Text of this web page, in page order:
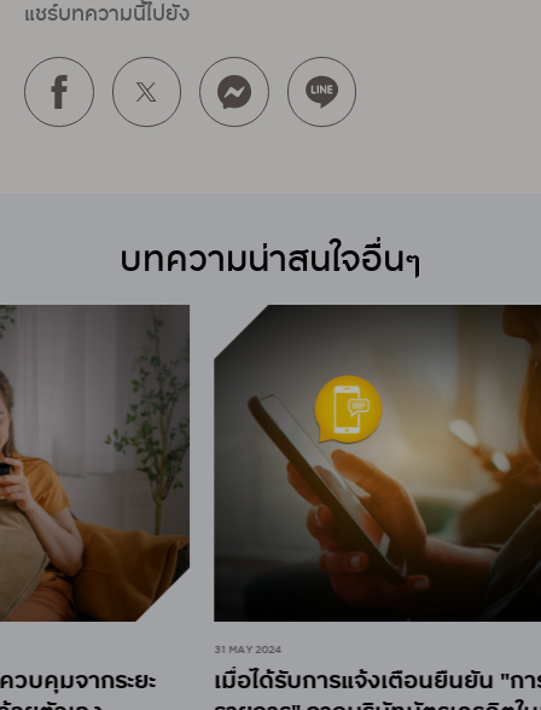
แชร์บทความนี้ไปยัง
บทความน่าสนใจอื่นๆ
เมื่อได้รับการแจ้งเตือนยืนยัน "การทำ
ใส่